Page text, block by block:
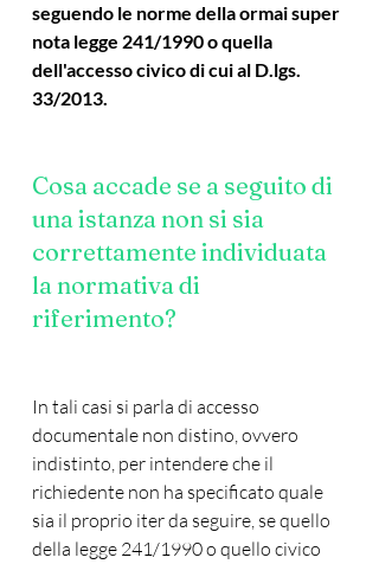
seguendo le norme della ormai super
nota legge 241/1990 o quella
dell'accesso civico di cui al D.lgs.
33/2013.
Cosa accade se a seguito di
una istanza non si sia
correttamente individuata
la normativa di
riferimento?
In tali casi si parla di accesso
documentale non distino, ovvero
indistinto, per intendere che il
richiedente non ha specificato quale
sia il proprio iter da seguire, se quello
della legge 241/1990 o quello civico